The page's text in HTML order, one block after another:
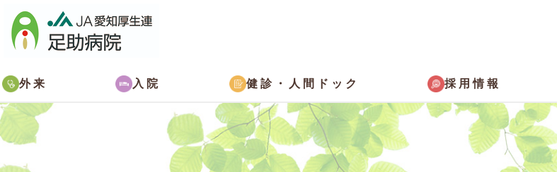
外来 入院 健診・ 人間ドック 採用情報